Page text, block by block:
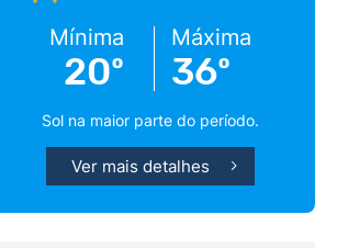
Mínima
20º
Máxima
36º
Sol na maior parte do período.
Ver mais detalhes